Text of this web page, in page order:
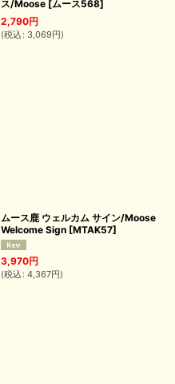
ス/Moose [ムース568]
2,790円
(税込 : 3,069円)
ムース鹿 ウェルカム サイン/Moose
Welcome Sign [MTAK57]
3,970円
(税込 : 4,367円)